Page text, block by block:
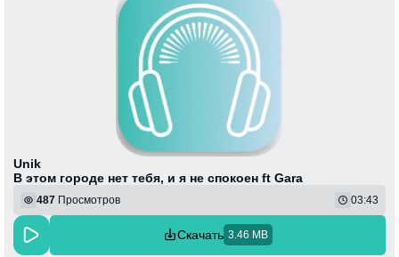
Unik
В этом городе нет тебя, и я не спокоен ft Gara
487 Просмотров 03:43
Скачать 3.46 MB